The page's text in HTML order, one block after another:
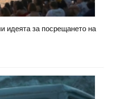
идеята за посрещането на